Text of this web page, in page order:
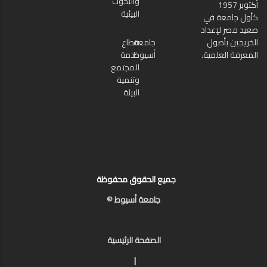
أكتوبر 1957
كأول جامعة في
صعيد مصر لإعداد
الخريجين بأصول
المعرفة العلمية.
البيئية
جامعة
أسيوط
قطاع
خدمة
المجتمع
وتنمية
البيئة
جميع الحقوق محفوظة
جامعة أسيوط ©
الصفحة الرئيسية
|